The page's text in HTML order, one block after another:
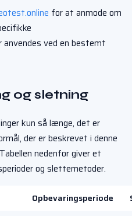
for at anmode om
ved en bestemt
og sletning
kun så længe, det er
der er beskrevet i denne
nedenfor giver et
og slettemetoder.
Opbevaringsperiode